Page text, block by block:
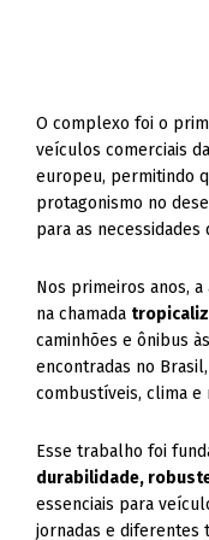
O complexo foi o
veículos comerciais
europeu, permitindo
protagonismo no
para as
Nos primeiros anos, a
na chamada
caminhões e ônibus
encontradas no
combustíveis, clima
Esse trabalho foi
durabilidade,
essenciais para
jornadas e diferentes